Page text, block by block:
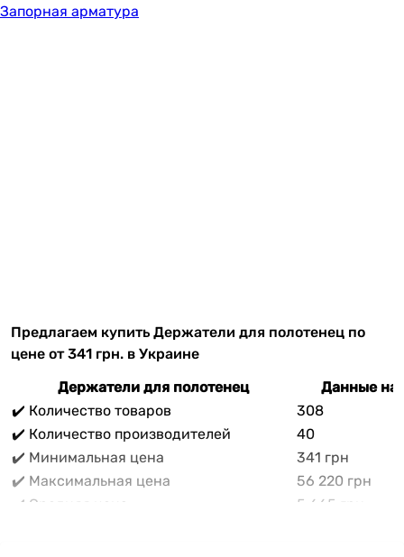
Запорная арматура
Предлагаем купить Держатели для полотенец по
цене от 341 грн. в Украине
Держатели для полотенец
Данные на
✔️ Количество товаров
308
✔️ Количество производителей
40
✔️ Минимальная цена
341 грн
✔️ Максимальная цена
56 220 грн
✔️ Средняя цена
5 665 грн